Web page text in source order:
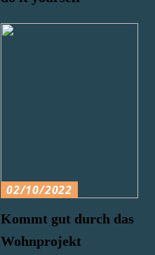
02/10/2022
Kommt gut durch das
Wohnprojekt